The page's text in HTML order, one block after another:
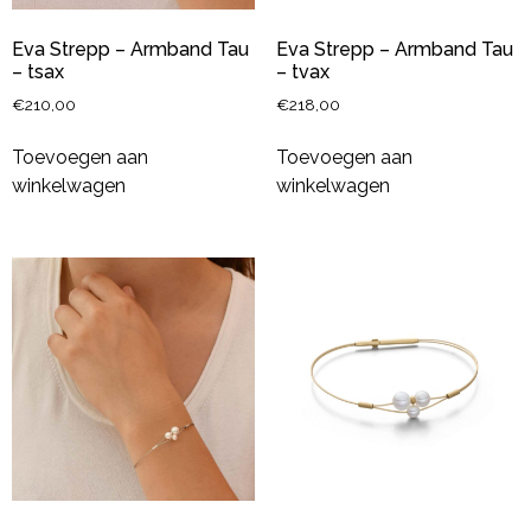
Eva Strepp – Armband Tau
– tsax
€210,00
Toevoegen aan
winkelwagen
Eva Strepp – Armband Tau
– tvax
€218,00
Toevoegen aan
winkelwagen